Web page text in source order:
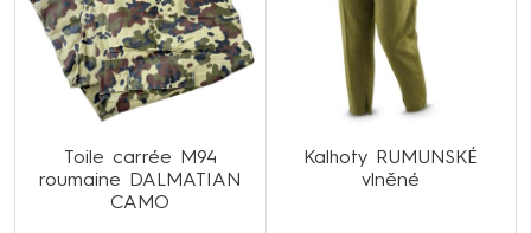
Toile carrée M94
roumaine DALMATIAN
CAMO
Kalhoty RUMUNSKÉ
vlněné